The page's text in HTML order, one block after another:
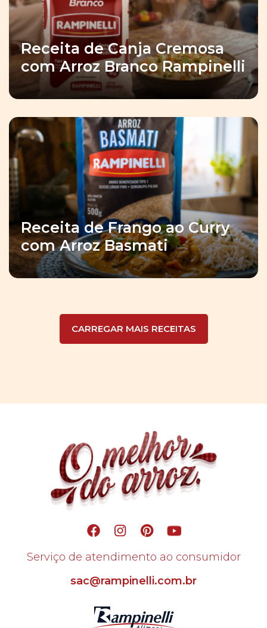
Receita de Canja Cremosa
com Arroz Branco Rampinelli
Receita de Frango ao Curry
com Arroz Basmati
CARREGAR MAIS RECEITAS
Serviço de atendimento ao consumidor
sac@rampinelli.com.br